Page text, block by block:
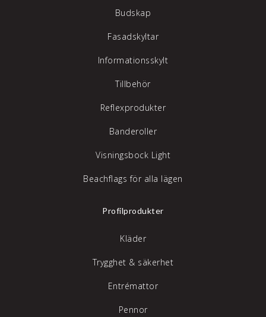
Budskap
Fasadskyltar
Informationsskylt
Tillbehör
Reflexprodukter
Banderoller
Visningsbock Light
Beachflags för alla lägen
Profilprodukter
Kläder
Trygghet & säkerhet
Entrémattor
Pennor